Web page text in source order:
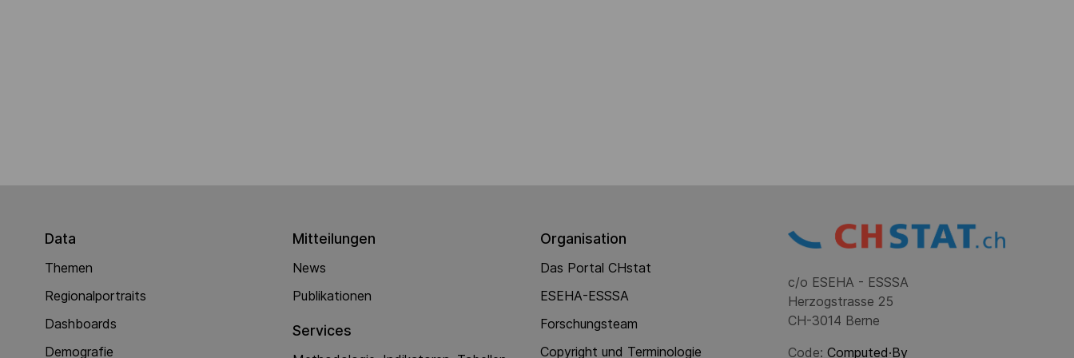
Data
Themen
Regionalportraits
Dashboards
Demografie
Mitteilungen
News
Publikationen
Services
Organisation
Das Portal CHstat
ESEHA-ESSSA
Forschungsteam
Copyright und Terminologie
c/o ESEHA - ESSSA
Herzogstrasse 25
CH-3014 Berne
Code: Computed·By